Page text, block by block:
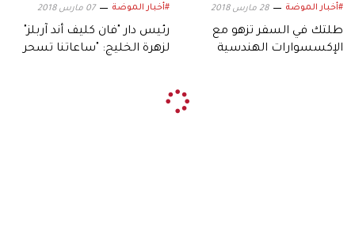
#أخبار الموضة 28 مارس 2018
طلتك في السفر تزهو مع
الإكسسوارات الهندسية
#أخبار الموضة 07 مارس 2018
رئيس دار "فان كليف أند آربلز"
لزهرة الخليج: "ساعاتنا تسحر